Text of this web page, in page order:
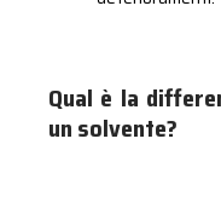
Qual è la
un solvente?